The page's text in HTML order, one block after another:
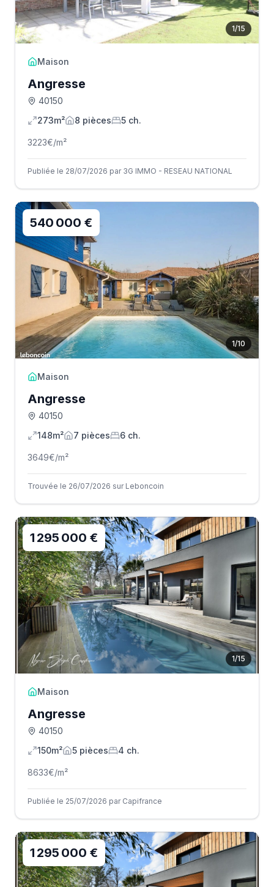
1/15
Maison
Angresse
40150
273m²
8 pièces 5 ch.
3223€/m²
Publiée le 28/07/2026 par 3G IMMO - RESEAU NATIONAL
1/10
540 000 €
Maison
Angresse
40150
148m²
7 pièces 6 ch.
3649€/m²
Trouvée le 26/07/2026 sur Leboncoin
1/15
1 295 000 €
Maison
Angresse
40150
150m²
5 pièces 4 ch.
8633€/m²
Publiée le 25/07/2026 par Capifrance
1 295 000 €